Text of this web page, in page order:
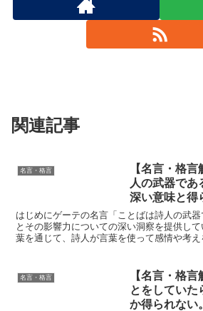
関連記事
名言・格言
【名言・格
人の武器で
深い意味と得
はじめにゲーテの名言「ことばは詩人の武
とその影響力についての深い洞察を提供し
葉を通じて、詩人が言葉を使って感情や考え
名言・格言
【名言・格
とをしていた
か得られない